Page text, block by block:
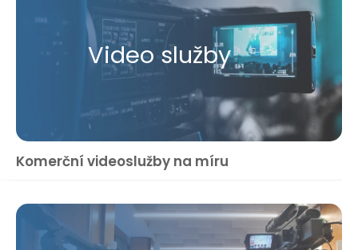
Video služby
Komerční videoslužby na míru